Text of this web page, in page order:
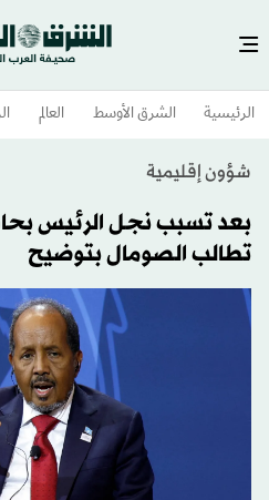
الرئيسية الشرق الأوسط​ العالم
شؤون إقليمية
بعد تسبب نجل الرئيس
تطالب الصومال بتوضيح